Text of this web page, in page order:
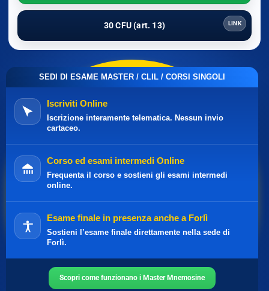
30 CFU (art. 13) LINK
SEDI DI ESAME MASTER / CLIL / CORSI SINGOLI
Iscriviti Online
Iscrizione interamente telematica. Nessun invio
cartaceo.
Corso ed esami intermedi Online
Frequenta il corso e sostieni gli esami intermedi
online.
Esame finale in presenza anche a Forlì
Sostieni l’esame finale direttamente nella sede di
Forlì.
Scopri come funzionano i Master Mnemosine